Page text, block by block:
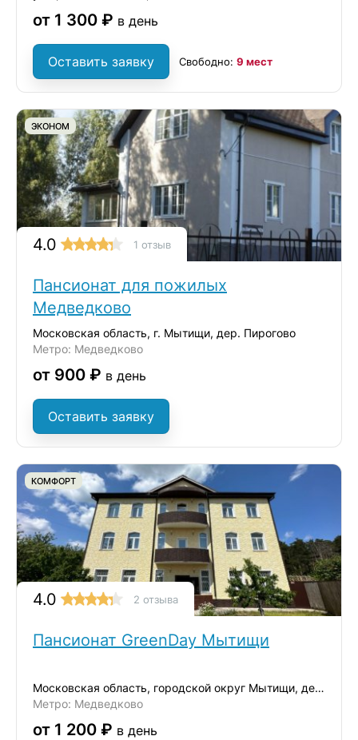
от 1 300 ₽ в день
Оставить заявку Свободно: 9 мест
ЭКОНОМ
4.0 1 отзыв
Пансионат для пожилых
Медведково
Московская область, г. Мытищи, дер. Пирогово
Метро: Медведково
от 900 ₽ в день
Оставить заявку
КОМФОРТ
4.0 2 отзыва
Пансионат GreenDay Мытищи
Московская область, городской округ Мытищи, деревня Ульянково, ул. Окольная
Метро: Медведково
от 1 200 ₽ в день